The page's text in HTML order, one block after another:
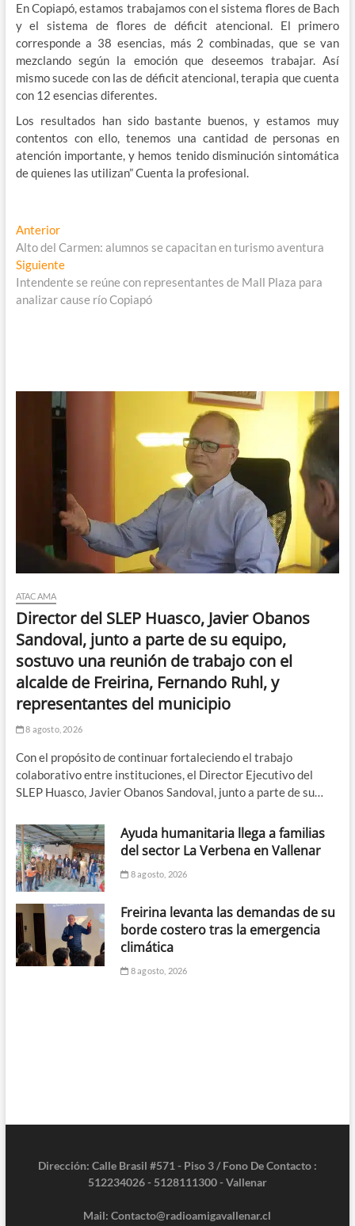
En Copiapó, estamos trabajamos con el sistema flores de Bach
y el sistema de flores de déficit atencional. El primero
corresponde a 38 esencias, más 2 combinadas, que se van
mezclando según la emoción que deseemos trabajar. Así
mismo sucede con las de déficit atencional, terapia que cuenta
con 12 esencias diferentes.
Los resultados han sido bastante buenos, y estamos muy
contentos con ello, tenemos una cantidad de personas en
atención importante, y hemos tenido disminución sintomática
de quienes las utilizan” Cuenta la profesional.
Navegación
de
entradas
AnteriorEntrada
anterior:
Alto del Carmen: alumnos se capacitan en turismo aventura
SiguienteEntrada
siguiente:
Intendente se reúne con representantes de Mall Plaza para
analizar cause río Copiapó
ATACAMA
Director del SLEP Huasco, Javier Obanos
Sandoval, junto a parte de su equipo,
sostuvo una reunión de trabajo con el
alcalde de Freirina, Fernando Ruhl, y
representantes del municipio
8 agosto, 2026
Con el propósito de continuar fortaleciendo el trabajo
colaborativo entre instituciones, el Director Ejecutivo del
SLEP Huasco, Javier Obanos Sandoval, junto a parte de su…
Ayuda humanitaria llega a familias
del sector La Verbena en Vallenar
8 agosto, 2026
Freirina levanta las demandas de su
borde costero tras la emergencia
climática
8 agosto, 2026
Dirección: Calle Brasil #571 - Piso 3 / Fono De Contacto :
512234026 - 5128111300 - Vallenar
Mail: Contacto@radioamigavallenar.cl